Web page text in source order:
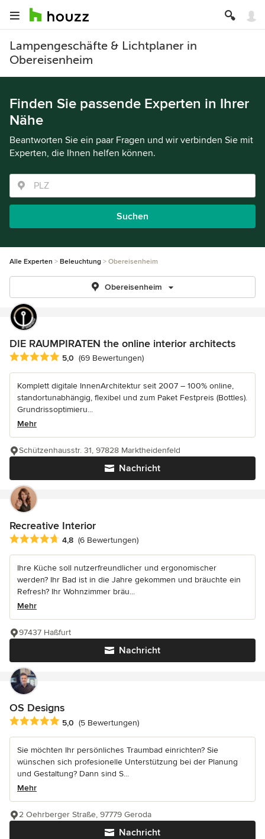
Lampengeschäfte & Lichtplaner in
Obereisenheim
Finden Sie passende Experten in Ihrer
Nähe
Beantworten Sie ein paar Fragen und wir verbinden Sie mit
Experten, die Ihnen helfen können.
Suchen
Alle Experten Beleuchtung Obereisenheim
Obereisenheim
DIE RAUMPIRATEN the online interior architects
Durchschnittliche Bewertung: 5 von 5 Sternen
5,0 (69 Bewertungen)
Komplett digitale InnenArchitektur seit 2007 – 100% online,
standortunabhängig, flexibel und zum Paket Festpreis (Bottles).
Grundrissoptimieru...
Mehr
Nachricht
Schützenhausstr. 31, 97828 Marktheidenfeld
Recreative Interior
Durchschnittliche Bewertung: 4.8 von 5 Sternen
4,8 (6 Bewertungen)
Ihre Küche soll nutzerfreundlicher und ergonomischer
werden? Ihr Bad ist in die Jahre gekommen und bräuchte ein
Refresh? Ihr Wohnzimmer bräu...
Mehr
Nachricht
97437 Haßfurt
OS Designs
Durchschnittliche Bewertung: 5 von 5 Sternen
5,0 (5 Bewertungen)
Sie möchten Ihr persönliches Traumbad einrichten? Sie
wünschen sich profesionelle Unterstützung bei der Planung
und Gestaltung? Dann sind S...
Mehr
Nachricht
2 Oehrberger Straße, 97779 Geroda